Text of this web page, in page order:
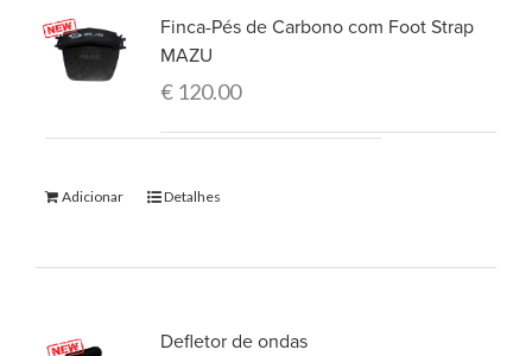
Finca-Pés de Carbono com Foot Strap
MAZU
€120.00
Adicionar Detalhes
Defletor de ondas